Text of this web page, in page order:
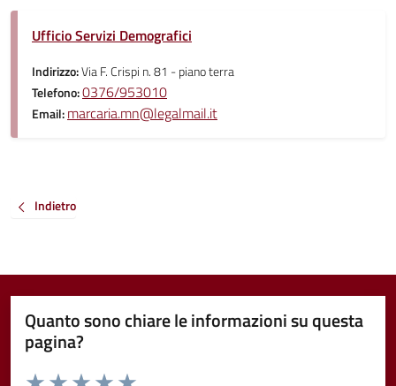
Ufficio Servizi Demografici
Indirizzo:Via F. Crispi n. 81 - piano terra
Telefono:0376/953010
Email:marcaria.mn@legalmail.it
Indietro
Quanto sono chiare le informazioni su questa
pagina?
Valuta da 1 a 5 stelle la pagina